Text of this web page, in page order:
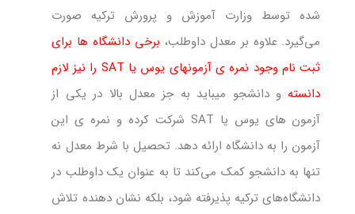
شده توسط وزارت آموزش و پرورش ترکیه صورت
می‌گیرد. علاوه بر معدل داوطلب، برخی دانشگاه ها برای
ثبت نام وجود نمره ی آزمونهای یوس یا SAT را نیز لازم
دانستهو دانشجو میباید به جز معدل بالا در یکی از
آزمون های یوس یا SAT شرکت کرده و نمره ی این
آزمون را به دانشگاه ارائه دهد. تحصیل با شرط معدل نه
تنها به دانشجو کمک می‌کند تا به عنوان یک داوطلب در
دانشگاه‌های ترکیه پذیرفته شود، بلکه نشان دهنده تلاش